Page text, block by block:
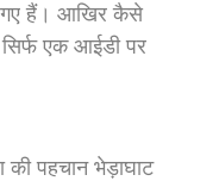
गए हैं। आखिर कैसे
एक आईडी पर
की पहचान भेड़ाघाट